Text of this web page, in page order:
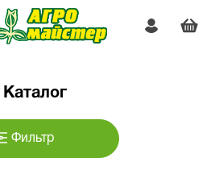
Каталог
Фильтр